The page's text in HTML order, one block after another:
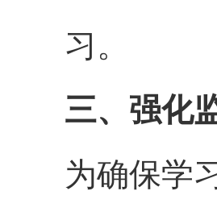
习。
三、强化
为确保学